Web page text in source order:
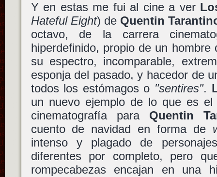
Y en estas me fui al cine a ver
Hateful Eight) de Quentin
octavo, de la carrera
hiperdefinido, propio de un hombre
su espectro, incomparable,
esponja del pasado, y hacedor de
todos los estómagos o "sentires".
un nuevo ejemplo de lo que es
cinematografía para Quentin
cuento de navidad en forma de
intenso y plagado de
diferentes por completo, pero
rompecabezas encajan en una